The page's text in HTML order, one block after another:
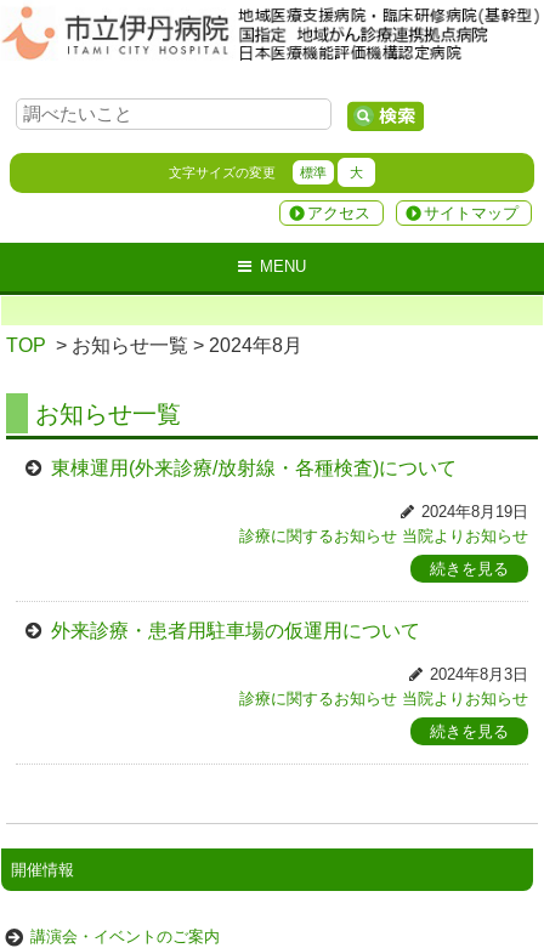
文字サイズの変更 標準 大
サイトマップ
アクセス
MENU
TOP > お知らせ一覧 > 2024年8月
お知らせ一覧
東棟運用(外来診療/放射線・各種検査)について
2024年8月19日
診療に関するお知らせ 当院よりお知らせ
続きを見る
外来診療・患者用駐車場の仮運用について
2024年8月3日
診療に関するお知らせ 当院よりお知らせ
続きを見る
開催情報
講演会・イベントのご案内